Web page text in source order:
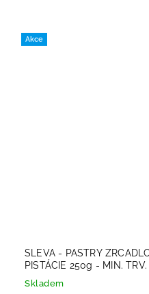
Akce
SLEVA - PASTRY
PISTÁCIE 250g - MIN. TRV.
Skladem